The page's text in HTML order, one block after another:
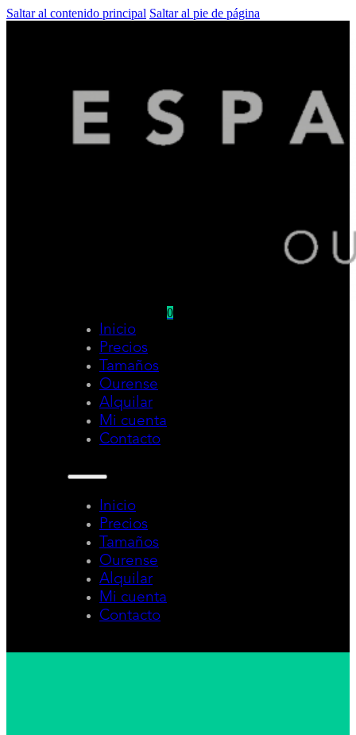
Saltar al contenido principal Saltar al pie de página
Inicio
Precios
Tamaños
Ourense
Alquilar
Mi cuenta
Contacto
Inicio
Precios
Tamaños
Ourense
Alquilar
Mi cuenta
Contacto
0